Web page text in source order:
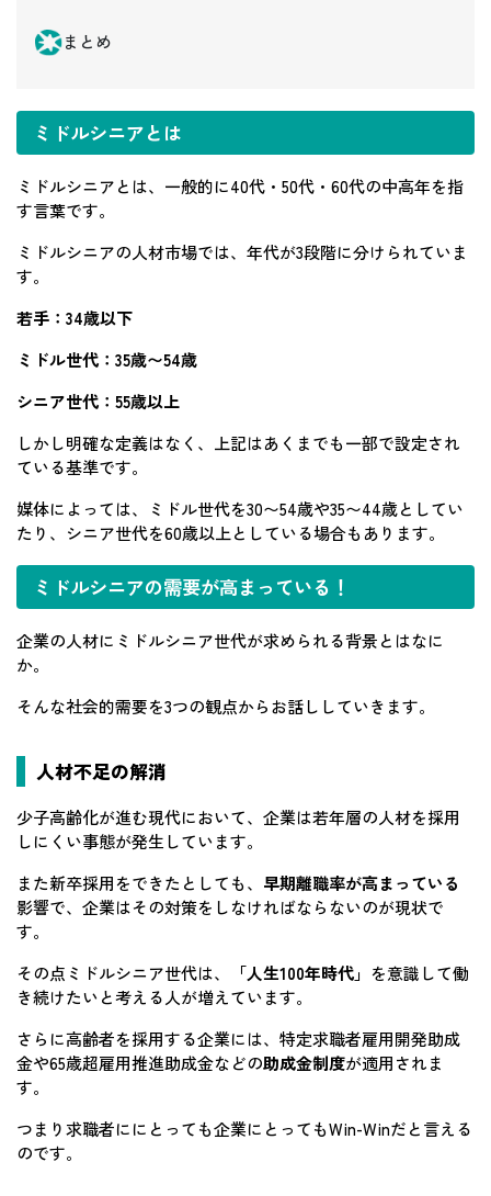
まとめ
ミドルシニアとは
ミドルシニアとは、一般的に40代・50代・60代の中高年を指
す言葉です。
ミドルシニアの人材市場では、年代が3段階に分けられていま
す。
若手：34歳以下
ミドル世代：35歳〜54歳
シニア世代：55歳以上
しかし明確な定義はなく、上記はあくまでも一部で設定され
ている基準です。
媒体によっては、ミドル世代を30〜54歳や35〜44歳としてい
たり、シニア世代を60歳以上としている場合もあります。
ミドルシニアの需要が高まっている！
企業の人材にミドルシニア世代が求められる背景とはなに
か。
そんな社会的需要を3つの観点からお話ししていきます。
人材不足の解消
少子高齢化が進む現代において、企業は若年層の人材を採用
しにくい事態が発生しています。
また新卒採用をできたとしても、 早期離職率が高まっている
影響で、企業はその対策をしなければならないのが現状で
す。
その点ミドルシニア世代は、
「人生100年時代」 を意識して働
き続けたいと考える人が増えています。
さらに高齢者を採用する企業には、特定求職者雇用開発助成
金や65歳超雇用推進助成金などの助成金制度が適用されま
す。
つまり求職者ににとっても企業にとってもWin-Winだと言える
のです。